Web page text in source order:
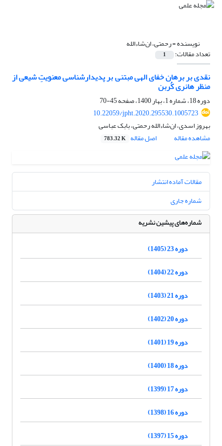
نویسنده =رحمتی، ان‌شاءالله
تعداد مقالات: 1
نقدی بر برهان خفای الهی مبتنی بر پدیدارشناسی معنویتِ شیعی از
منظر هانری کُربن
دوره 18، شماره 1، بهار 1400، صفحه
45-70
10.22059/jpht.2020.295530.1005723
بهروز اسدی، ان‌شاءالله رحمتی، بابک عباسی
مشاهده مقاله
اصل مقاله 783.32 K
مقالات آماده انتشار
شماره جاری
شماره‌های پیشین نشریه
دوره 23 (1405)
دوره 22 (1404)
دوره 21 (1403)
دوره 20 (1402)
دوره 19 (1401)
دوره 18 (1400)
دوره 17 (1399)
دوره 16 (1398)
دوره 15 (1397)